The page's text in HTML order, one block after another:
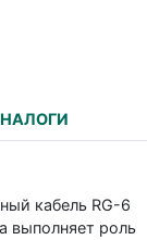
кабель RG-6
выполняет роль